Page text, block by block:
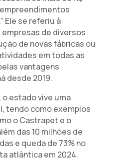
Ele se referiu à
de diversos
de novas fábricas ou
em todas as
vantagens
desde 2019.
estado vive uma
tendo como exemplos
o Castrapet e o
das 10 milhões de
e queda de 73% no
atlântica em 2024.